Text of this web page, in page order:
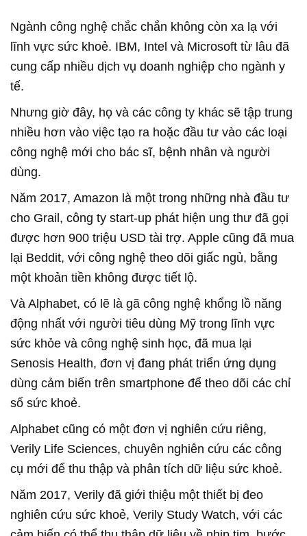
Ngành công nghệ chắc chắn không còn xa lạ với
lĩnh vực sức khoẻ. IBM, Intel và Microsoft từ lâu đã
cung cấp nhiều dịch vụ doanh nghiệp cho ngành y
tế.
Nhưng giờ đây, họ và các công ty khác sẽ tập trung
nhiều hơn vào việc tạo ra hoặc đầu tư vào các loại
công nghệ mới cho bác sĩ, bệnh nhân và người
dùng.
Năm 2017, Amazon là một trong những nhà đầu tư
cho Grail, công ty start-up phát hiện ung thư đã gọi
được hơn 900 triệu USD tài trợ. Apple cũng đã mua
lại Beddit, với công nghệ theo dõi giấc ngủ, bằng
một khoản tiền không được tiết lộ.
Và Alphabet, có lẽ là gã công nghệ khổng lồ năng
động nhất với người tiêu dùng Mỹ trong lĩnh vực
sức khỏe và công nghệ sinh học, đã mua lại
Senosis Health, đơn vị đang phát triển ứng dụng
dùng cảm biến trên smartphone để theo dõi các chỉ
số sức khoẻ.
Alphabet cũng có một đơn vị nghiên cứu riêng,
Verily Life Sciences, chuyên nghiên cứu các công
cụ mới để thu thập và phân tích dữ liệu sức khoẻ.
Năm 2017, Verily đã giới thiệu một thiết bị đeo
nghiên cứu sức khoẻ, Verily Study Watch, với các